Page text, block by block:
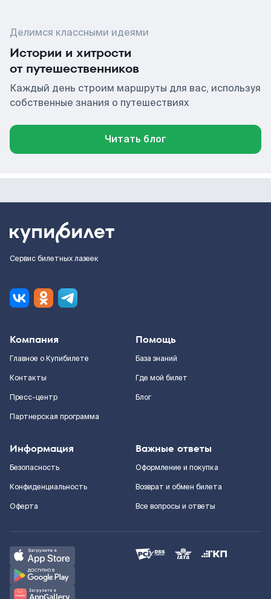
Делимся классными идеями
Истории и хитрости
от путешественников
Каждый день строим маршруты для вас, используя
собственные знания о путешествиях
Читать блог
Сервис билетных лазеек
Компания
Главное о Купибилете
Контакты
Пресс-центр
Партнерская программа
Помощь
База знаний
Где мой билет
Блог
Информация
Безопасность
Конфиденциальность
Оферта
Важные ответы
Оформление и покупка
Возврат и обмен билета
Все вопросы и ответы